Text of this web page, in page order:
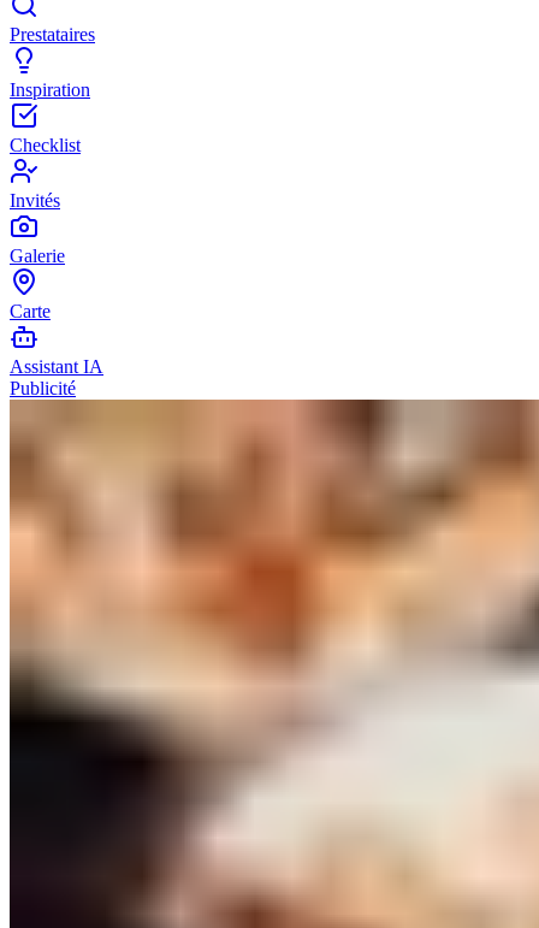
Prestataires
Inspiration
Checklist
Invités
Galerie
Carte
Assistant IA
Publicité